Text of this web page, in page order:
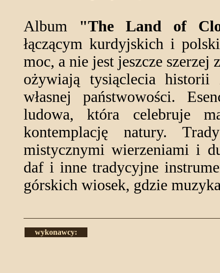
Album "The Land of
łączącym kurdyjskich i
moc, a nie jest jeszcze
ożywiają tysiąclecia historii
własnej państwowości.
ludowa, która celebruje
kontemplację natury.
mistycznymi wierzeniami i
daf i inne tradycyjne
górskich wiosek, gdzie
wykonawcy: